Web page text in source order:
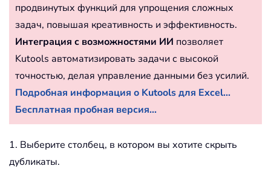
продвинутых функций для упрощения сложных
задач, повышая креативность и эффективность.
Интеграция с возможностями ИИ позволяет
Kutools автоматизировать задачи с высокой
точностью, делая управление данными без усилий.
Подробная информация о Kutools для Excel...
Бесплатная пробная версия...
1. Выберите столбец, в котором вы хотите скрыть
дубликаты.